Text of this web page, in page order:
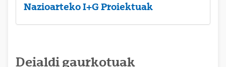
Nazioarteko I+G Proiektuak
Deialdi gaurkotuak